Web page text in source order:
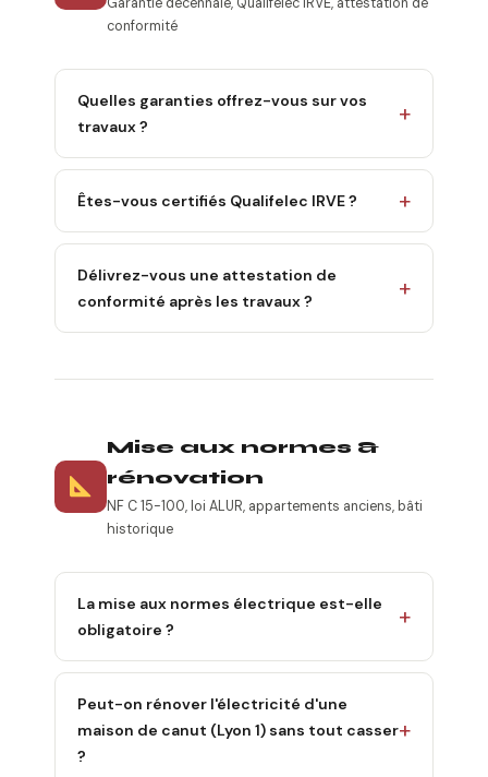
conformité
Quelles garanties offrez-vous sur vos
travaux ?
Êtes-vous certifiés Qualifelec IRVE ?
Délivrez-vous une attestation de
conformité après les travaux ?
Mise aux normes &
rénovation
NF C 15-100, loi ALUR, appartements anciens, bâti
historique
La mise aux normes électrique est-elle
obligatoire ?
Peut-on rénover l'électricité d'une
maison de canut (Lyon 1) sans tout casser
?